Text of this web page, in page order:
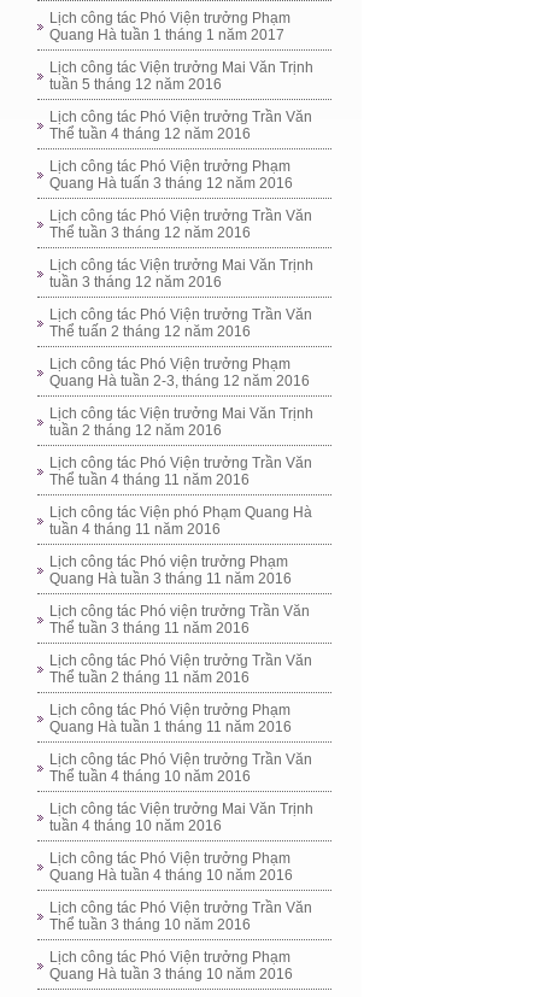
Lịch công tác Phó Viện trưởng Phạm
Quang Hà tuần 1 tháng 1 năm 2017
Lịch công tác Viện trưởng Mai Văn Trịnh
tuần 5 tháng 12 năm 2016
Lịch công tác Phó Viện trưởng Trần Văn
Thể tuần 4 tháng 12 năm 2016
Lịch công tác Phó Viện trưởng Phạm
Quang Hà tuấn 3 tháng 12 năm 2016
Lịch công tác Phó Viện trưởng Trần Văn
Thể tuần 3 tháng 12 năm 2016
Lịch công tác Viện trưởng Mai Văn Trịnh
tuần 3 tháng 12 năm 2016
Lịch công tác Phó Viện trưởng Trần Văn
Thể tuấn 2 tháng 12 năm 2016
Lịch công tác Phó Viện trưởng Phạm
Quang Hà tuần 2-3, tháng 12 năm 2016
Lịch công tác Viện trưởng Mai Văn Trịnh
tuần 2 tháng 12 năm 2016
Lịch công tác Phó Viện trưởng Trần Văn
Thể tuần 4 tháng 11 năm 2016
Lịch công tác Viện phó Phạm Quang Hà
tuần 4 tháng 11 năm 2016
Lịch công tác Phó viện trưởng Phạm
Quang Hà tuần 3 tháng 11 năm 2016
Lịch công tác Phó viện trưởng Trần Văn
Thể tuần 3 tháng 11 năm 2016
Lịch công tác Phó Viện trưởng Trần Văn
Thể tuần 2 tháng 11 năm 2016
Lịch công tác Phó Viện trưởng Phạm
Quang Hà tuần 1 tháng 11 năm 2016
Lịch công tác Phó Viện trưởng Trần Văn
Thể tuần 4 tháng 10 năm 2016
Lịch công tác Viện trưởng Mai Văn Trịnh
tuần 4 tháng 10 năm 2016
Lịch công tác Phó Viện trưởng Phạm
Quang Hà tuần 4 tháng 10 năm 2016
Lịch công tác Phó Viện trưởng Trần Văn
Thể tuần 3 tháng 10 năm 2016
Lịch công tác Phó Viện trưởng Phạm
Quang Hà tuần 3 tháng 10 năm 2016